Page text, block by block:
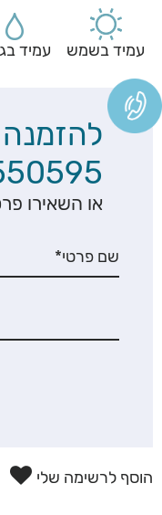
עמיד בשמש עמיד
להזמנה
או השאירו
הוסף לרשימה שלי